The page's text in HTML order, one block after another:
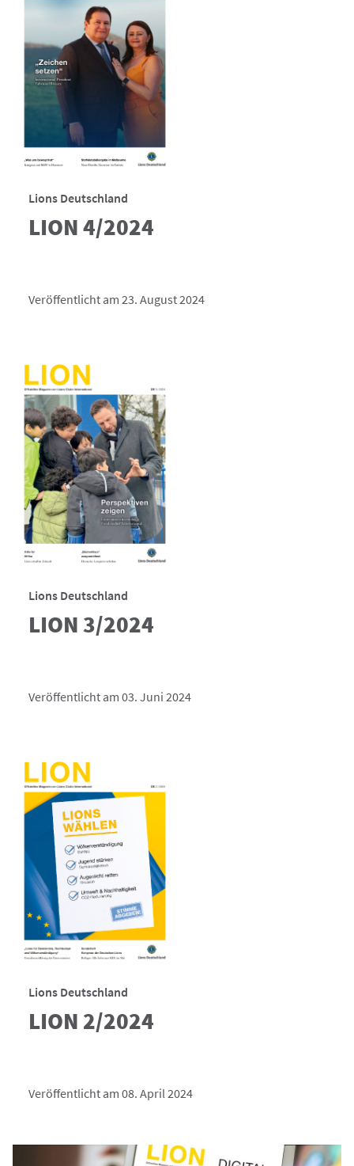
Lions Deutschland
LION 4/2024
Veröffentlicht am 23. August 2024
Lions Deutschland
LION 3/2024
Veröffentlicht am 03. Juni 2024
Lions Deutschland
LION 2/2024
Veröffentlicht am 08. April 2024